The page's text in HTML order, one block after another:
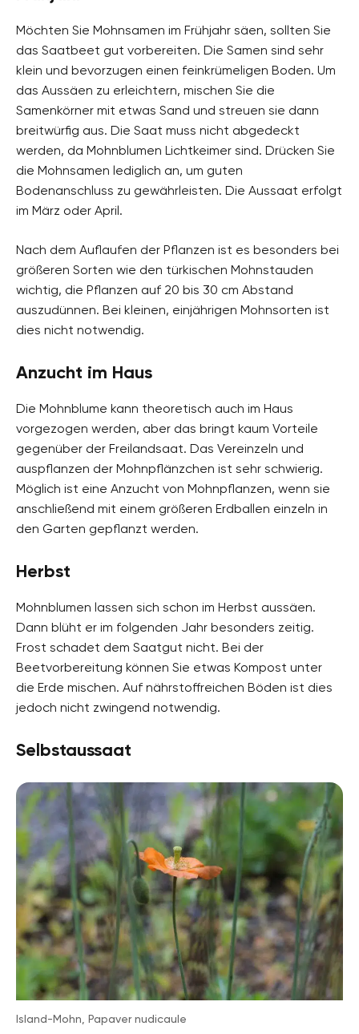
Möchten Sie Mohnsamen im Frühjahr säen, sollten Sie
das Saatbeet gut vorbereiten. Die Samen sind sehr
klein und bevorzugen einen feinkrümeligen Boden. Um
das Aussäen zu erleichtern, mischen Sie die
Samenkörner mit etwas Sand und streuen sie dann
breitwürfig aus. Die Saat muss nicht abgedeckt
werden, da Mohnblumen Lichtkeimer sind. Drücken Sie
die Mohnsamen lediglich an, um guten
Bodenanschluss zu gewährleisten. Die Aussaat erfolgt
im März oder April.
Nach dem Auflaufen der Pflanzen ist es besonders bei
größeren Sorten wie den türkischen Mohnstauden
wichtig, die Pflanzen auf 20 bis 30 cm Abstand
auszudünnen. Bei kleinen, einjährigen Mohnsorten ist
dies nicht notwendig.
Anzucht im Haus
Die Mohnblume kann theoretisch auch im Haus
vorgezogen werden, aber das bringt kaum Vorteile
gegenüber der Freilandsaat. Das Vereinzeln und
auspflanzen der Mohnpflänzchen ist sehr schwierig.
Möglich ist eine Anzucht von Mohnpflanzen, wenn sie
anschließend mit einem größeren Erdballen einzeln in
den Garten gepflanzt werden.
Herbst
Mohnblumen lassen sich schon im Herbst aussäen.
Dann blüht er im folgenden Jahr besonders zeitig.
Frost schadet dem Saatgut nicht. Bei der
Beetvorbereitung können Sie etwas Kompost unter
die Erde mischen. Auf nährstoffreichen Böden ist dies
jedoch nicht zwingend notwendig.
Selbstaussaat
Island-Mohn, Papaver nudicaule